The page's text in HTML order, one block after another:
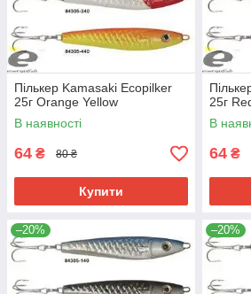
Пількер Kamasaki Ecopilker
25г Orange Yellow
В наявності
64 ₴ 80 ₴
Купити
25г
В
64 ₴
–20% –20%